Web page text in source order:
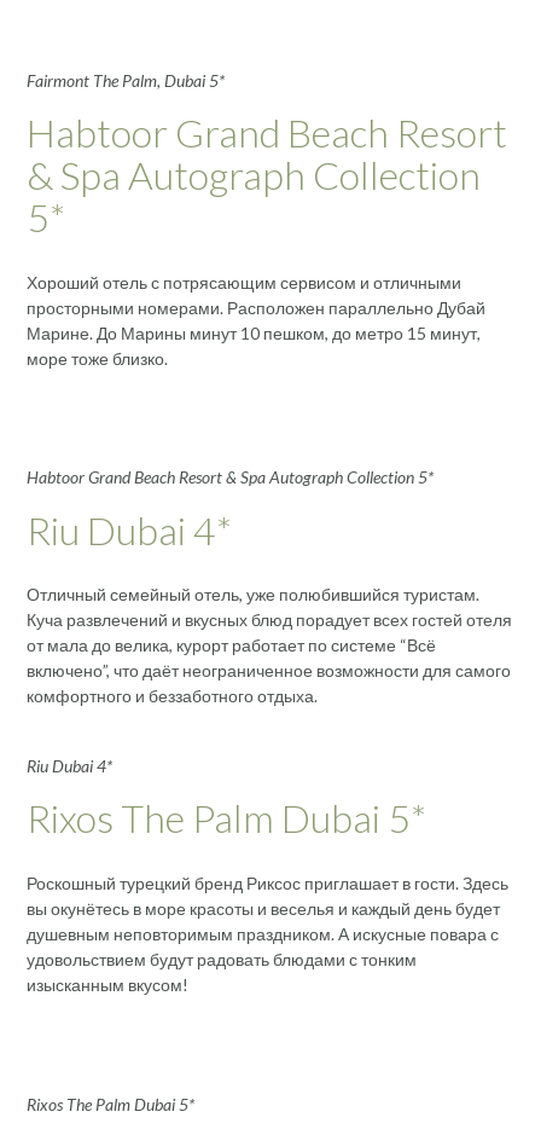
Fairmont The Palm, Dubai 5*
Habtoor Grand Beach Resort
& Spa Autograph Collection
5*
Хороший отель с потрясающим сервисом и отличными
просторными номерами. Расположен параллельно Дубай
Марине. До Марины минут 10 пешком, до метро 15 минут,
море тоже близко.
Habtoor Grand Beach Resort & Spa Autograph Collection 5*
Riu Dubai 4*
Отличный семейный отель, уже полюбившийся туристам.
Куча развлечений и вкусных блюд порадует всех гостей отеля
от мала до велика, курорт работает по системе “Всё
включено”, что даёт неограниченное возможности для самого
комфортного и беззаботного отдыха.
Riu Dubai 4*
Rixos The Palm Dubai 5*
Роскошный турецкий бренд Риксос приглашает в гости. Здесь
вы окунётесь в море красоты и веселья и каждый день будет
душевным неповторимым праздником. А искусные повара с
удовольствием будут радовать блюдами с тонким
изысканным вкусом!
Rixos The Palm Dubai 5*